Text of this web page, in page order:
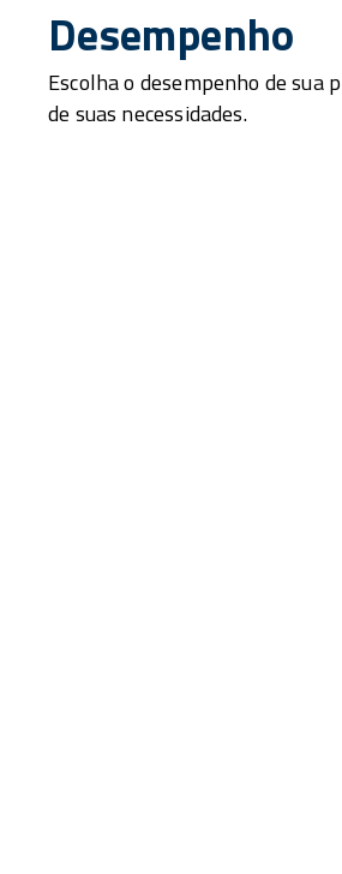
Desempenho
Escolha o desempenho de sua
de suas necessidades.